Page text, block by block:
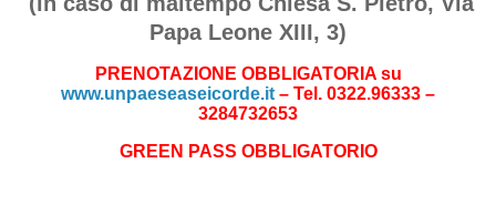
Papa Leone XIII, 3)
PRENOTAZIONE OBBLIGATORIA su
www.unpaeseaseicorde.it – Tel. 0322.96333 –
3284732653
GREEN PASS OBBLIGATORIO